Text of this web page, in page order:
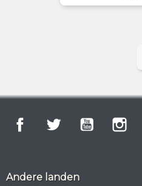
FacebookTwitter YouTube
Andere landen